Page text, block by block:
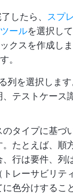
したら、 スプ
ールを選択し
クスを作成し
。
列を選択しま
、テストケース
のタイプに基づ
。たとえば、順
、行は要件、列
トレーサビリテ
色分けするこ